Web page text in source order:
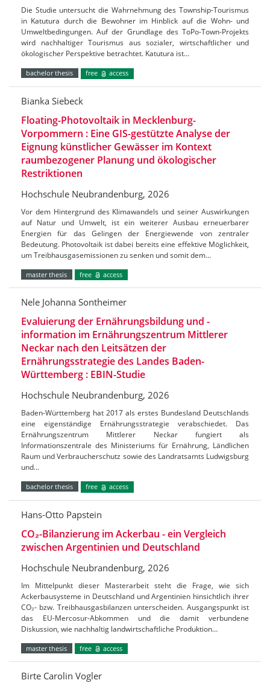
Die Studie untersucht die Wahrnehmung des Township-Tourismus
in Katutura durch die Bewohner im Hinblick auf die Wohn- und
Umweltbedingungen. Auf der Grundlage des ToPo-Town-Projekts
wird nachhaltiger Tourismus aus sozialer, wirtschaftlicher und
ökologischer Perspektive betrachtet. Katutura ist…
bachelor thesis free access
Bianka Siebeck
Floating-Photovoltaik in Mecklenburg-
Vorpommern : Eine GIS-gestützte Analyse der
Eignung künstlicher Gewässer im Kontext
raumbezogener Planung und ökologischer
Restriktionen
Hochschule Neubrandenburg, 2026
Vor dem Hintergrund des Klimawandels und seiner Auswirkungen
auf Natur und Umwelt, ist ein weiterer Ausbau erneuerbarer
Energien für das Gelingen der Energiewende von zentraler
Bedeutung. Photovoltaik ist dabei bereits eine effektive Möglichkeit,
um Treibhausgasemissionen zu senken und somit dem…
master thesis free access
Nele Johanna Sontheimer
Evaluierung der Ernährungsbildung und -
information im Ernährungszentrum Mittlerer
Neckar nach den Leitsätzen der
Ernährungsstrategie des Landes Baden-
Württemberg : EBIN-Studie
Hochschule Neubrandenburg, 2026
Baden-Württemberg hat 2017 als erstes Bundesland Deutschlands
eine eigenständige Ernährungsstrategie verabschiedet. Das
Ernährungszentrum Mittlerer Neckar fungiert als
Informationszentrale des Ministeriums für Ernährung, Ländlichen
Raum und Verbraucherschutz sowie des Landratsamts Ludwigsburg
und…
bachelor thesis free access
Hans-Otto Papstein
CO₂-Bilanzierung im Ackerbau - ein Vergleich
zwischen Argentinien und Deutschland
Hochschule Neubrandenburg, 2026
Im Mittelpunkt dieser Masterarbeit steht die Frage, wie sich
Ackerbausysteme in Deutschland und Argentinien hinsichtlich ihrer
CO₂- bzw. Treibhausgasbilanzen unterscheiden. Ausgangspunkt ist
das EU-Mercosur-Abkommen und die damit verbundene
Diskussion, wie nachhaltig landwirtschaftliche Produktion…
master thesis free access
Birte Carolin Vogler